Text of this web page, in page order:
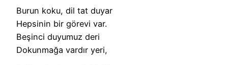
Burun koku, dil tat duyar
Hepsinin bir görevi var.
Beşinci duyumuz deri
Dokunmağa vardır yeri,